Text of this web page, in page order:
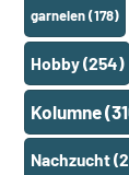
garnelen(178)
Hobby(254)
Kolumne
Nachzucht